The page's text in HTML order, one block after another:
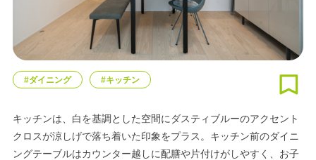
#ダイニング #キッチン
キッチンは、白を基調とした空間にダスティブルーのアクセント
クロスが涼しげで落ち着いた印象をプラス。キッチン前のダイニ
ングテーブルはカウンター越しに配膳や片付けがしやすく、お子